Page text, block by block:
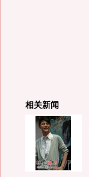
相关新闻